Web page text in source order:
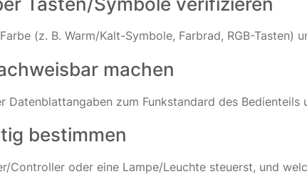
(z. B. Warm/Kalt-Symbole, Farbrad, RGB-Tasten)
machen
Datenblattangaben zum Funkstandard des Bedienteils
bestimmen
Controller oder eine Lampe/Leuchte steuerst, und